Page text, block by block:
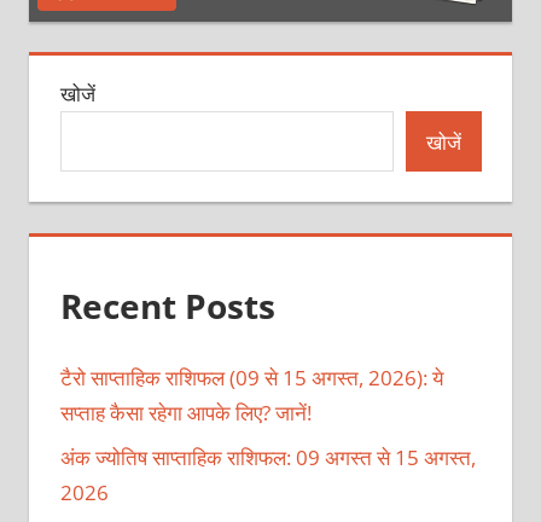
खोजें
खोजें
Recent Posts
टैरो साप्ताहिक राशिफल (09 से 15 अगस्त, 2026): ये
सप्ताह कैसा रहेगा आपके लिए? जानें!
अंक ज्योतिष साप्ताहिक राशिफल: 09 अगस्त से 15 अगस्त,
2026